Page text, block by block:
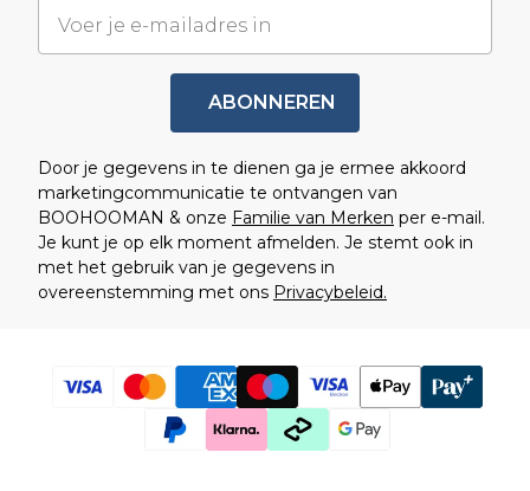
ABONNEREN
Door je gegevens in te dienen ga je ermee akkoord
marketingcommunicatie te ontvangen van
BOOHOOMAN & onze Familie van Merken per e-mail.
Je kunt je op elk moment afmelden. Je stemt ook in
met het gebruik van je gegevens in
overeenstemming met ons Privacybeleid.